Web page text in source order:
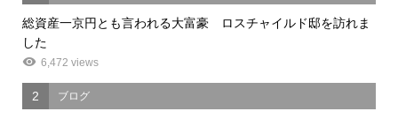
総資産一京円とも言われる大富豪 ロスチャイルド邸を訪れま
した
6,472 views
2 ブログ